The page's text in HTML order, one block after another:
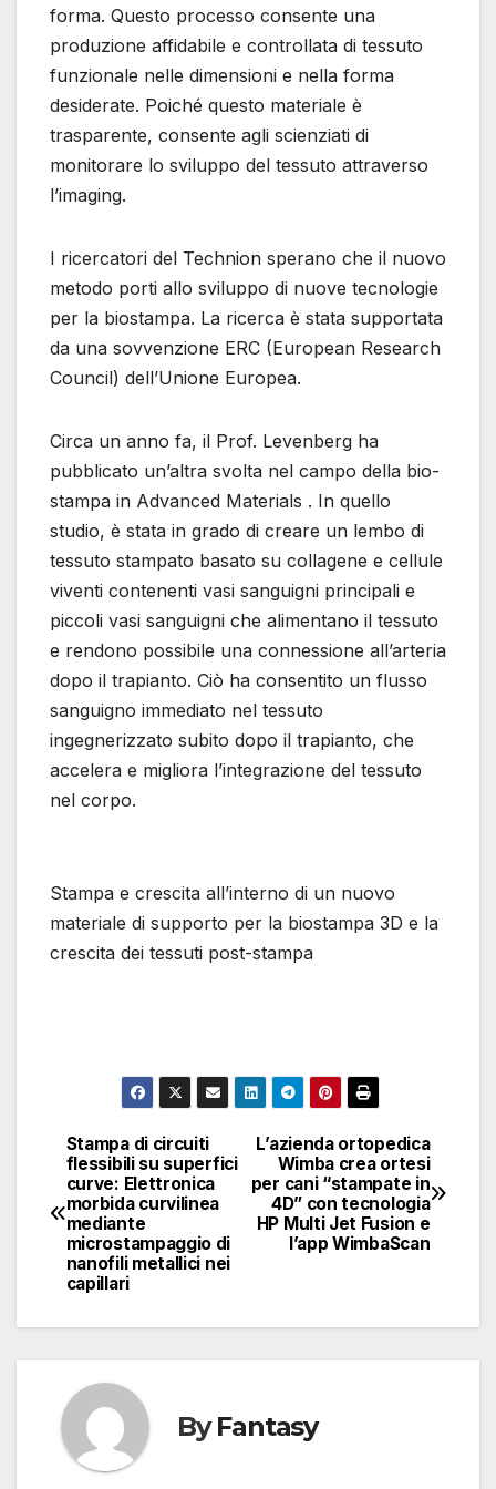
forma. Questo processo consente una
produzione affidabile e controllata di tessuto
funzionale nelle dimensioni e nella forma
desiderate. Poiché questo materiale è
trasparente, consente agli scienziati di
monitorare lo sviluppo del tessuto attraverso
l’imaging.
I ricercatori del Technion sperano che il nuovo
metodo porti allo sviluppo di nuove tecnologie
per la biostampa. La ricerca è stata supportata
da una sovvenzione ERC (European Research
Council) dell’Unione Europea.
Circa un anno fa, il Prof. Levenberg ha
pubblicato un’altra svolta nel campo della bio-
stampa in Advanced Materials . In quello
studio, è stata in grado di creare un lembo di
tessuto stampato basato su collagene e cellule
viventi contenenti vasi sanguigni principali e
piccoli vasi sanguigni che alimentano il tessuto
e rendono possibile una connessione all’arteria
dopo il trapianto. Ciò ha consentito un flusso
sanguigno immediato nel tessuto
ingegnerizzato subito dopo il trapianto, che
accelera e migliora l’integrazione del tessuto
nel corpo.
Stampa e crescita all’interno di un nuovo
materiale di supporto per la biostampa 3D e la
crescita dei tessuti post-stampa
Navigazione
articoli
L’azienda ortopedica
Wimba crea ortesi
per cani “stampate in
4D” con tecnologia
HP Multi Jet Fusion e
l’app WimbaScan
Stampa di circuiti
flessibili su superfici
curve: Elettronica
morbida curvilinea
mediante
microstampaggio di
nanofili metallici nei
capillari
ByFantasy